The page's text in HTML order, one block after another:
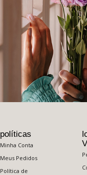
políticas
Minha Conta
Meus Pedidos
Política de